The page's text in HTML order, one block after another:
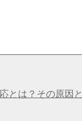
とは？その原因と